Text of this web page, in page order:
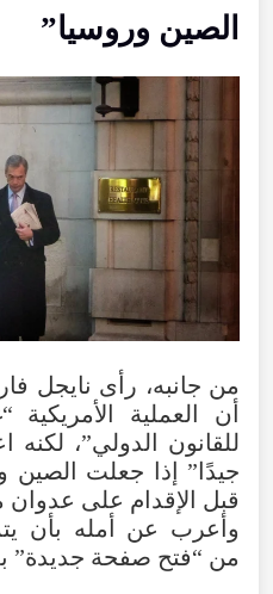
الصين وروسيا”
من جانبه، رأى نايجل
أن العملية الأمريكية
للقانون الدولي”، لكنه
جيدًا” إذا جعلت الصين
قبل الإقدام على
وأعرب عن أمله بأن
من “فتح صفحة جديدة”